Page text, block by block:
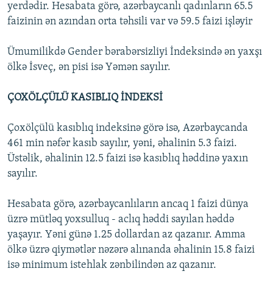
yerdədir. Hesabata görə, azərbaycanlı qadınların 65.5
faizinin ən azından orta təhsili var və 59.5 faizi işləyir
Ümumilikdə Gender bərabərsizliyi İndeksində ən yaxşı
ölkə İsveç, ən pisi isə Yəmən sayılır.
ÇOXÖLÇÜLÜ KASIBLIQ İNDEKSİ
Çoxölçülü kasıblıq indeksinə görə isə, Azərbaycanda
461 min nəfər kasıb sayılır, yəni, əhalinin 5.3 faizi.
Üstəlik, əhalinin 12.5 faizi isə kasıblıq həddinə yaxın
sayılır.
Hesabata görə, azərbaycanlıların ancaq 1 faizi dünya
üzrə mütləq yoxsulluq - aclıq həddi sayılan həddə
yaşayır. Yəni günə 1.25 dollardan az qazanır. Amma
ölkə üzrə qiymətlər nəzərə alınanda əhalinin 15.8 faizi
isə minimum istehlak zənbilindən az qazanır.